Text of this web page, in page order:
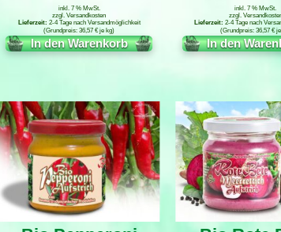
36,57€ je kg
inkl. 7 % MwSt.
zzgl.Versandkosten
2-4 Tage nach Versandmöglichkeit
In den Warenkorb
36,57 €je
inkl. 7 % MwSt.
zzgl.
2-4 Tage nach
In den